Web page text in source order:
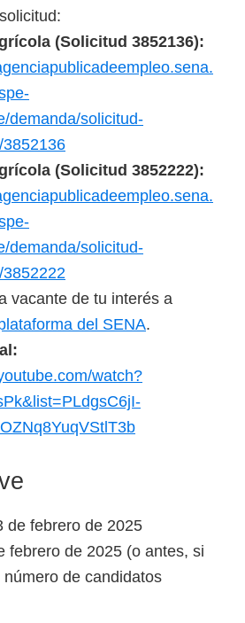
(Solicitud 3852136):
demanda/solicitud-
(Solicitud 3852222):
demanda/solicitud-
vacante de tu interés a
del SENA.
watch?
de febrero de 2025
febrero de 2025 (o antes, si
de candidatos